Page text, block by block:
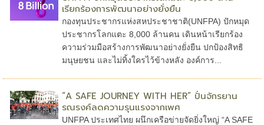
เรียกร้องการพัฒนาอย่างยั่งยืน
กองทุนประชากรแห่งสหประชาชาติ(UNFPA) ปักหมุด
ประชากรโลกแตะ 8,000 ล้านคน เดินหน้าเรียกร้อง
ความร่วมมือสร้างการพัฒนาอย่างยั่งยืน ปกป้องสิทธิ
มนุษยชน และไม่ทิ้งใครไว้ข้างหลัง องค์การ...
“A SAFE JOURNEY WITH HER” ปั่นจักรยาน
รณรงค์ลดความรุนแรงจากเพศ
UNFPA ประเทศไทย ผนึกเครือข่ายจัดยิ่งใหญ่ “A SAFE